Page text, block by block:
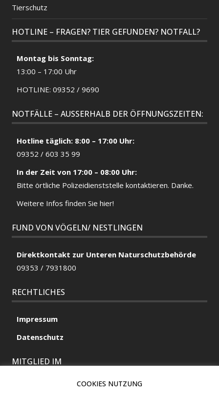
Tierschutz
HOTLINE – FRAGEN? TIER GEFUNDEN? NOTFALL?
Montag bis Sonntag:
13:00 – 17:00 Uhr
HOTLINE: 09352 / 9690
NOTFÄLLE – AUSSERHALB DER ÖFFNUNGSZEITEN:
Hotline täglich: 8:00 – 17:00 Uhr:
09352 / 603 35 99
In der Zeit von 17:00 – 08:00 Uhr:
Bitte örtliche Polizeidienststelle kontaktieren. Danke.
Weitere Infos finden Sie hier!
FUND VON VÖGELN/ NESTLINGEN
Direktkontakt zur Unteren Naturschutzbehörde
09353 / 7931800
RECHTLICHES
Impressum
Datenschutz
MITGLIED IM
COOKIES NUTZUNG